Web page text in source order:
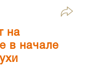
на
в начале